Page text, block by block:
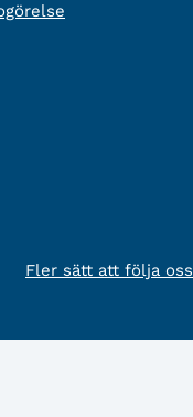
Fler sätt att följa oss